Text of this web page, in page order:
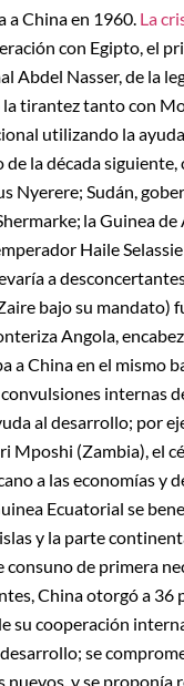
a China en 1960. La
con Egipto, el
Abdel Nasser, de la
tirantez tanto con
utilizando la
la década
Nyerere; Sudán,
la Guinea
Haile
a
bajo su
Angola,
a China en el mismo
internas
al desarrollo; por
Mposhi (Zambia), el
a las economías y
Ecuatorial se
y la parte
de primera
China otorgó a
su cooperación
se
y se